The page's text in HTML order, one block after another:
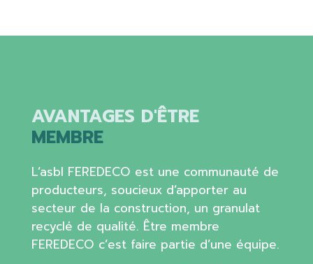
AVANTAGES D'ÊTRE
MEMBRE
L’asbl FEREDECO est une communauté de
producteurs, soucieux d’apporter au
secteur de la construction, un granulat
recyclé de qualité. Être membre
FEREDECO c’est faire partie d’une équipe.